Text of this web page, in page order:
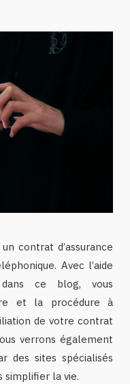
contrat d’assurance
Avec l’aide
ce blog, vous
et la procédure à
de votre contrat
verrons également
des sites spécialisés
simplifier la vie.